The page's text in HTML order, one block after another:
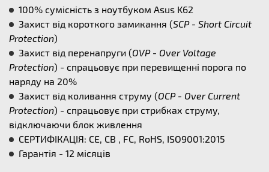
100% сумісність з ноутбуком Asus K62
Захист від короткого замикання (SCP - Short Circuit
Protection)
Захист від перенапруги (OVP - Over Voltage
Protection) - спрацьовує при перевищенні порога по
наряду на 20%
Захист від коливання струму (OCP - Over Current
Protection) - спрацьовує при стрибках струму,
відключаючи блок живлення
СЕРТИФІКАЦІЯ: CE, CB , FC, RoHS, ISO9001:2015
Гарантія - 12 місяців